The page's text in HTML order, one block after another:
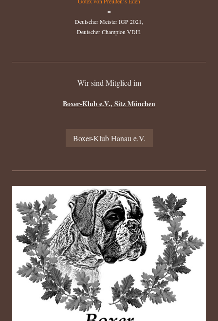
=
Deutscher Meister IGP 2021,
Deutscher Champion VDH.
Wir sind Mitglied im
Boxer-Klub e.V., Sitz München
Boxer-Klub Hanau e.V.